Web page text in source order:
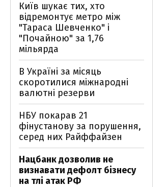
Київ шукає тих, хто
відремонтує метро між
"Тараса Шевченко" і
"Почайною" за 1,76
мільярда
В Україні за місяць
скоротилися міжнародні
валютні резерви
НБУ покарав 21
фінустанову за порушення,
серед них Райффайзен
Нацбанк дозволив не
визнавати дефолт бізнесу
на тлі атак РФ